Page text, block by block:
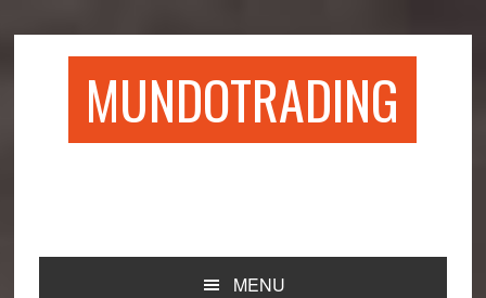
MUNDOTRADING
MENU